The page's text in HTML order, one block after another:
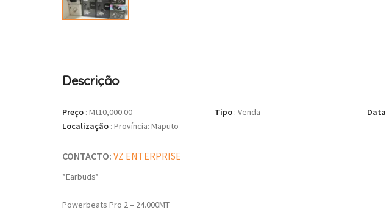
Descrição
Preço : Mt10,000.00 Tipo : Venda Data
Localização : Província: Maputo
CONTACTO: VZ ENTERPRISE
*Earbuds*
Powerbeats Pro 2 – 24.000MT